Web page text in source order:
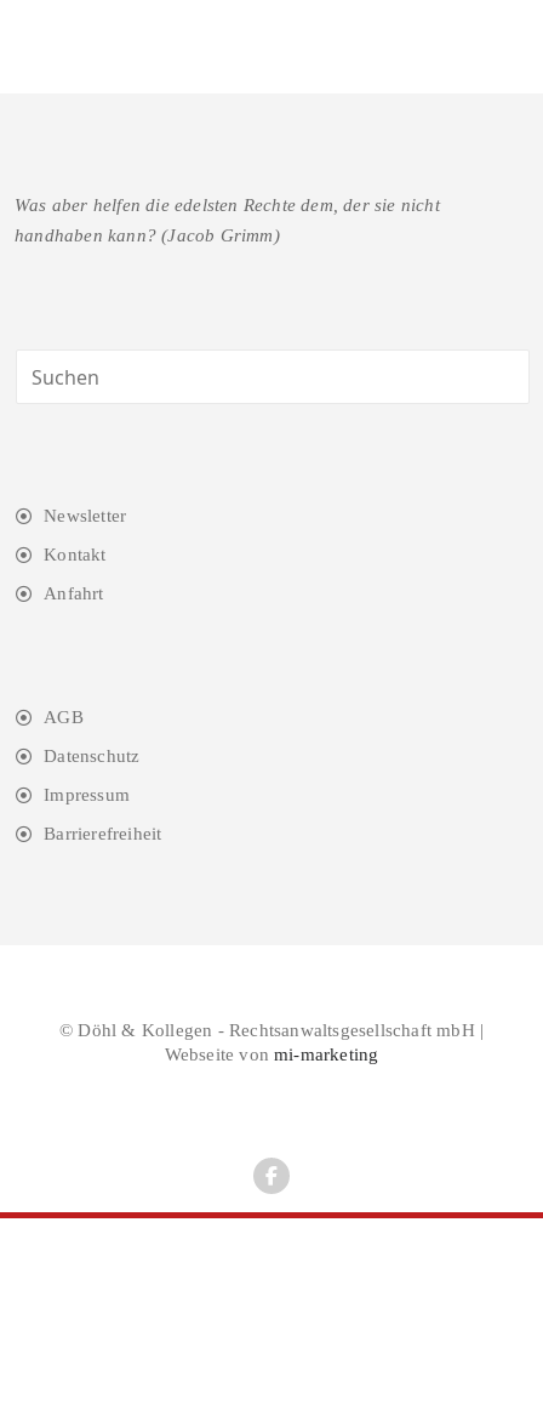
Was aber helfen die edelsten Rechte dem, der sie nicht
handhaben kann? (Jacob Grimm)
Newsletter
Kontakt
Anfahrt
AGB
Datenschutz
Impressum
Barrierefreiheit
© Döhl & Kollegen - Rechtsanwaltsgesellschaft mbH |
Webseite vonmi-marketing